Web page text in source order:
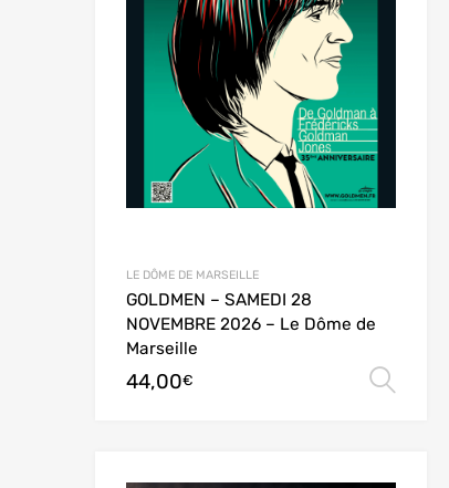
LE DÔME DE MARSEILLE
GOLDMEN – SAMEDI 28
NOVEMBRE 2026 – Le Dôme de
Marseille
44,00€